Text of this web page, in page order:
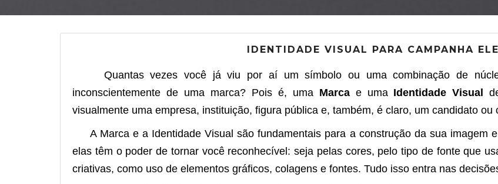
IDENTIDADE VISUAL PARA CAMPANHA
Quantas vezes você já viu por aí um símbolo ou uma combinação de
inconscientemente de uma marca? Pois é, uma Marcae uma Identidade Visual
visualmente uma empresa, instituição, figura pública e, também, é claro, um candidato ou
A Marca e a Identidade Visual são fundamentais para a construção da sua imagem
elas têm o poder de tornar você reconhecível: seja pelas cores, pelo tipo de fonte que
criativas, como uso de elementos gráficos, colagens e fontes. Tudo isso entra nas